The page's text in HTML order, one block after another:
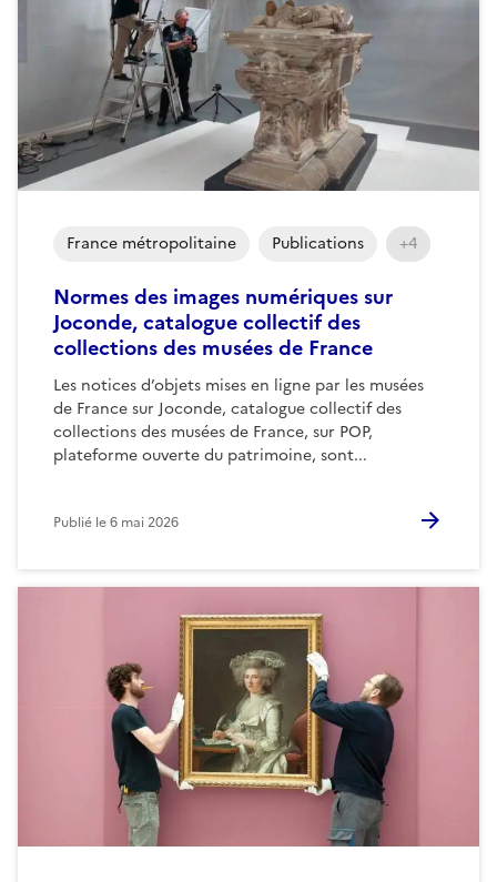
Normes des images numériques sur
Joconde, catalogue collectif des
collections des musées de France
Les notices d’objets mises en ligne par les musées
de France sur Joconde, catalogue collectif des
collections des musées de France, sur POP,
plateforme ouverte du patrimoine, sont...
France métropolitaine Publications +4
Publié le6 mai 2026